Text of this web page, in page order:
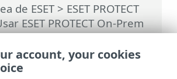
de ESET> ESET PROTECT
ESET PROTECT On-Prem
On-Prem Menú principal
de un
account, your cookies